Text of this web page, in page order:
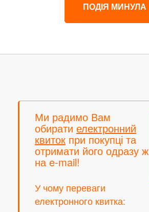
ПОДІЯ МИНУЛА
Ми радимо Вам
обирати електронний
квиток при покупці та
отримати його одразу ж
на e-mail!
У чому переваги
електронного квитка: